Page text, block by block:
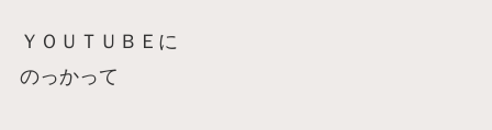
ＹＯＵＴＵＢＥに
のっかって